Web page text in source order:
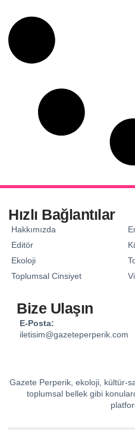
Hızlı Bağlantılar
Hakkımızda
Editör
Ekoloji
Toplumsal Cinsiyet
Bize Ulaşın
E-Posta:
iletisim@gazeteperperik.com
Gazete Perperik, ekoloji, kültür-
toplumsal bellek gibi